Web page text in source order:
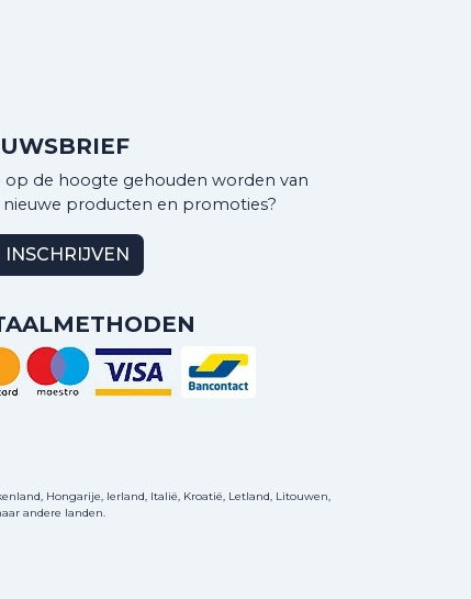
op de hoogte gehouden worden van
nieuwe producten en promoties?
INSCHRIJVEN
Hongarije, Ierland, Italië, Kroatië, Letland, Litouwen,
andere landen.